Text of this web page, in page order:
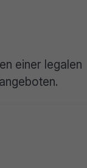
einer legalen